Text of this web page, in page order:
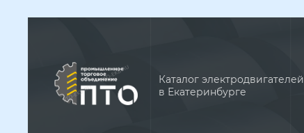
Каталог электродвигателей
в Екатеринбурге